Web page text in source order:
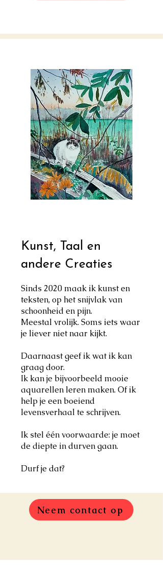
Kunst, Taal en
andere Creaties
Sinds 2020 maak ik kunst en
teksten, op het snijvlak van
schoonheid en pijn.
Meestal vrolijk. Soms iets waar
je liever niet naar kijkt.
Daarnaast geef ik wat ik kan
graag door.
Ik kan je bijvoorbeeld mooie
aquarellen leren maken. Of ik
help je een boeiend
levensverhaal te schrijven.
Ik stel één voorwaarde: je moet
de diepte in durven gaan.
Durf je dat?
Neem contact op